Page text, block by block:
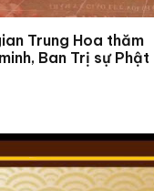
Trung Hoa thăm
Ban Trị sự Phật